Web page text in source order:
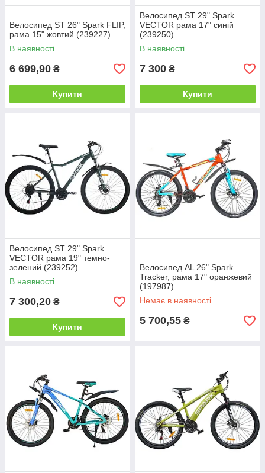
Велосипед ST 26" Spark FLIP,
рама 15" жовтий (239227)
В наявності
6 699,90 ₴
Купити
Велосипед ST 29" Spark
VECTOR рама 17" синій
(239250)
В наявності
7 300 ₴
Купити
Велосипед ST 29" Spark
VECTOR рама 19" темно-
зелений (239252)
В наявності
7 300,20 ₴
Купити
Велосипед AL 26" Spark
Tracker, рама 17" оранжевий
(197987)
Немає в наявності
5 700,55 ₴